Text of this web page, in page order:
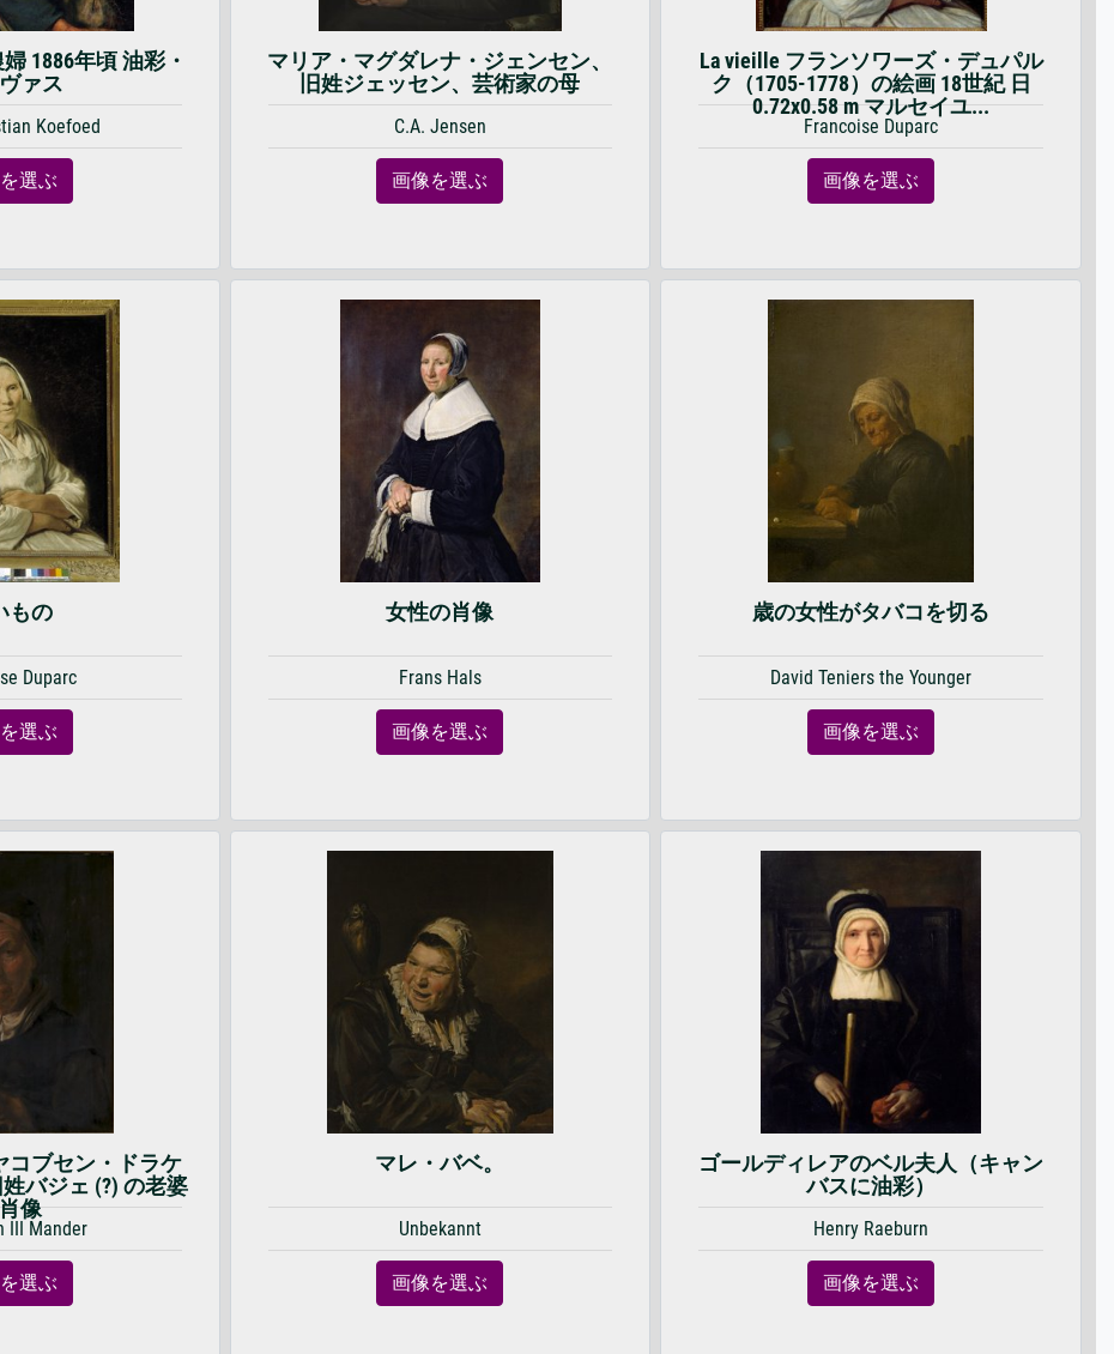
1886年頃 油彩・
ァス
Koefoed
選ぶ
マリア・マグダレナ・ジェンセン、
旧姓ジェッセン、芸術家の母
C.A. Jensen
画像を選ぶ
La vieille フランソワーズ・デュパル
ク（1705-1778）の絵画 18世紀 日
0.72x0.58 m マルセイユ...
Francoise Duparc
画像を選ぶ
もの
Duparc
選ぶ
女性の肖像
Frans Hals
画像を選ぶ
歳の女性がタバコを切る
David Teniers the Younger
画像を選ぶ
コブセン・ドラケ
バジェ (?) の老婆
像
III Mander
選ぶ
マレ・バベ。
Unbekannt
画像を選ぶ
ゴールディレアのベル夫人（キャン
バスに油彩）
Henry Raeburn
画像を選ぶ